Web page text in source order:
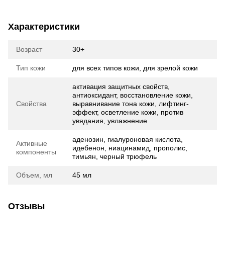
Характеристики
Возраст 30+
Тип кожи для всех типов кожи, для зрелой кожи
Свойства
активация защитных свойств,
антиоксидант, восстановление кожи,
выравнивание тона кожи, лифтинг-
эффект, осветление кожи, против
увядания, увлажнение
Активные
компоненты
аденозин, гиалуроновая кислота,
идебенон, ниацинамид, прополис,
тимьян, черный трюфель
Объем, мл 45 мл
Отзывы